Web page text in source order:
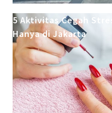
5 Aktivitas Cegah
Hanya di Jakarta